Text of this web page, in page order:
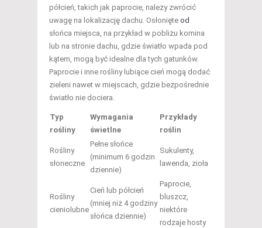
półcień, takich jak paprocie, należy zwrócić
uwagę na lokalizację dachu. Osłonięte od
słońca miejsca, na przykład w pobliżu komina
lub na stronie dachu, gdzie światło wpada pod
kątem, mogą być idealne dla tych gatunków.
Paprocie i inne rośliny lubiące cień mogą dodać
zieleni nawet w miejscach, gdzie bezpośrednie
światło nie dociera.
Typ
rośliny
Wymagania
świetlne
Przykłady
roślin
Rośliny
słoneczne
Pełne słońce
(minimum 6 godzin
dziennie)
Sukulenty,
lawenda, zioła
Rośliny
cieniolubne
Cień lub półcień
(mniej niż 4 godziny
słońca dziennie)
Paprocie,
bluszcz,
niektóre
rodzaje hosty